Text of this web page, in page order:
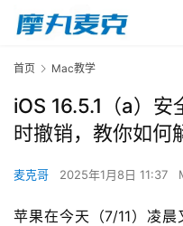
首页 Mac教学
iOS 16.5.1（a）
时撤销，教你如何
麦克哥 2025年1月8日 11:37
苹果在今天（7/11）凌